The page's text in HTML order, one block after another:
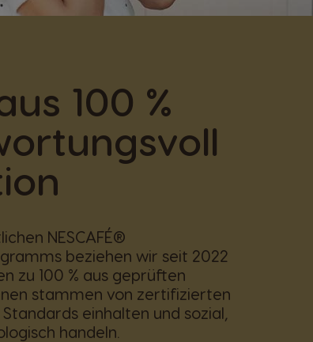
100 %
NESCAFÉ®
beziehen wir seit 2022
zu 100 % aus geprüften
stammen von zertifizierten
einhalten und sozial,
handeln.